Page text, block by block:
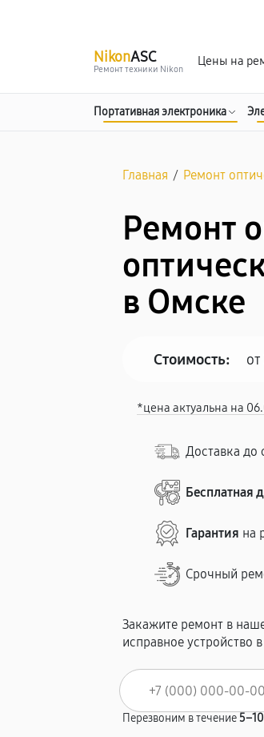
NikonASC
Ремонт техники Nikon
Цены на
Портативная электроника
Главная / Ремонт
Ремонт
в Омске
Стоимость:
*цена актуальна на
Доставка до
Бесплатная
Гарантия на
Срочный
Закажите ремонт в
исправное устройство
Перезвоним в течение